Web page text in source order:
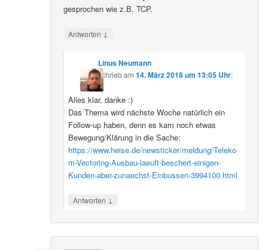
gesprochen wie z.B. TCP.
Antworten ↓
Linus Neumann
schriebam 14. März 2018 um 13:05 Uhr:
Alles klar, danke :)
Das Thema wird nächste Woche natürlich ein
Follow-up haben, denn es kam noch etwas
Bewegung/Klärung in die Sache:
https://www.heise.de/newsticker/meldung/Teleko
m-Vectoring-Ausbau-laeuft-beschert-einigen-
Kunden-aber-zunaechst-Einbussen-3994100.html
Antworten ↓